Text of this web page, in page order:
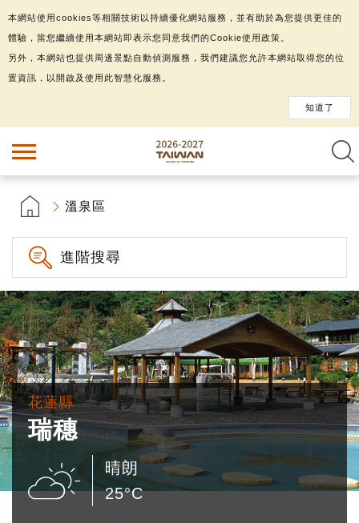
溫泉區
進階搜尋
花蓮縣
瑞穗
晴朗
25°C
本網站使用cookies等相關技術以持續優化網站服務，並有助於為您提供更佳的
體驗，當您繼續使用本網站即表示您同意我們的Cookie使用政策。
另外，本網站也提供周邊景點自動偵測服務，我們建議您允許本網站取得您的位
置資訊，以開啟及使用此智慧化服務。
知道了